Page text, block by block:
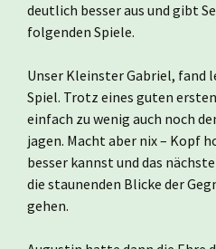
deutlich besser aus und gibt
folgenden Spiele.
Unser Kleinster Gabriel, fand
Spiel. Trotz eines guten
einfach zu wenig auch noch
jagen. Macht aber nix – Kopf
besser kannst und das
die staunenden Blicke der
gehen.